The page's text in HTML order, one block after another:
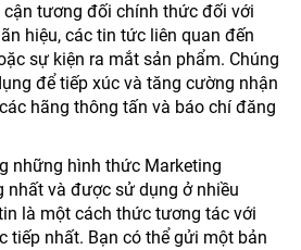
cận tương đối chính thức đối với
hiệu, các tin tức liên quan đến
sự kiện ra mắt sản phẩm. Chúng
để tiếp xúc và tăng cường nhận
hãng thông tấn và báo chí đăng
những hình thức Marketing
nhất và được sử dụng ở nhiều
là một cách thức tương tác với
tiếp nhất. Bạn có thể gửi một bản